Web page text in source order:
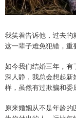
我笑着告诉他，过去的
这一辈子难免犯错，重
如今我们结婚三年，
深人静，我总会想起
样，虽然有过欺骗和委
原来婚姻从不是年龄的